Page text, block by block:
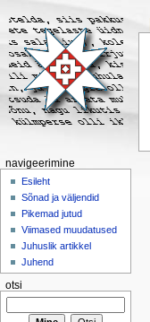
navigeerimine
Esileht
Sõnad ja väljendid
Pikemad jutud
Viimased muudatused
Juhuslik artikkel
Juhend
otsi